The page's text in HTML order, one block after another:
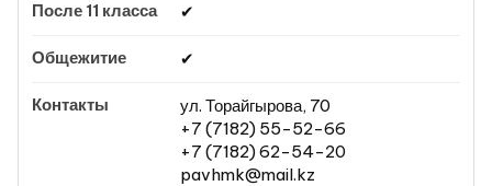
✔
✔
ул. Торайгырова, 70
+7 (7182) 55-52-66
+7 (7182) 62-54-20
pavhmk@mail.kz